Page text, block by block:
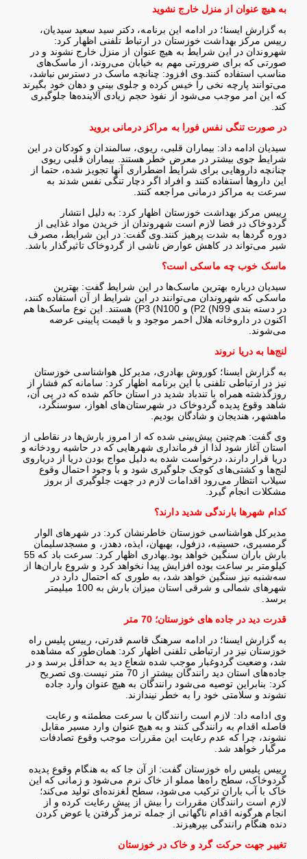
به هیچ عنوان از منزل خارج نشوید
به گزارش ایسنا؛ در ادامه این برنامه، دکتر سید سعید سیدیان،
رییس مرکز بهداشت خوزستان در ارتباط تلفنی اظهار کرد:
شهروندان در این شرایط به هیچ عنوان از منزل خارج نشوند و در
صورتی که برای ضرورتی مهم به خیابان می‌روند، از ماسک‌های
مناسب استفاده کنند.وی افزود: چنانچه ماسک در دسترس نباشد،
می‌توانند پارچه نخی را خیس کرده و جلوی بینی و دهان خود بگیرند
که این امر موجب می‌شود از نفوذ حجم زیادی آلاینده‌ها جلوگیری
کند.
در صورت تنگی نفس فورا به مراکز درمانی بروید
سیدیان ادامه داد: بیماران قلبی، ریوی، سالمندان و کودکان در این
شرایط جوی بیشتر در معرض خطر هستند. بیماران قلبی ریوی
چنانچه داروهایی برای شرایط اضطراری آنها تجویز شده، حتما از
این داروها استفاده کنند و افراد اگر دچار تنگی نفس شدند به
سرعت به مراکز درمانی مراجعه کنند.
رییس مرکز بهداشت خوزستان اظهار کرد: به دلیل انتشار
گردوخاک در فضا لازم است شهروندان از خریدن مواد غذایی از
دوره گردها به شدت پرهیز کنند.وی گفت: در این شرایط، مصرف
شیرمی‌تواند در کاهش عوارض ناشی از گردوخاک تاثیرگذار باشد.
ماسک خوب چه ماسکی است؟
سیدیان درباره بهترین ماسک‌ها در این شرایط گفت: بهترین
ماسکی که شهروندان می‌توانند در این شرایط از آن استفاده کنند،
در دسته بندی(P2 (N99و(P3 (N100هستند. این نوع ماسک‌ها هم
اکنون در داروخانه هلال احمر موجود و با قیمت پایینی عرضه
می‌شوند.
لنج‌ها به دریا نروند
به گزارش ایسنا؛ کوروش بهادری، مدیرکل هواشناسی خوزستان
نیز در ارتباطی تلفنی با این برنامه اظهار کرد: سامانه کم فشار از
روزگذشته همراه با تندباد شدید در استان حاکم شده که در پی آن،
شاهد وقوع پدیده گردوخاک در شهرستان‌های اهواز، سوسنگرد،
ماهشهر، هندیجان و شادگان بودیم.
وی گفت: هم‌چنین پیش‌بینی شده که از امروز بارش‌ها در نقاطی از
استان آغاز شود لذا از فرمانداری شهرهایی که در حاشیه رودخانه و
دریا قرار دارند، درخواست شده به دلیل مواج بودن دریا از دریاروی
لنج‌ها و کشتی‌های کوچک جلوگیری شود و با وجود احتمال وقوع
سیلاب انتظار می‌رود اقدامات لازم در جهت جلوگیری از بروز
مشکلات انجام گیرد.
کدام شهرها بارندگی شدید دارند؟
مدیرکل هواشناسی خوزستان خاطرنشان کرد: در شهرهای الوار
گرمسیری، حسینیه، دزفول، بهبهان، ایذه، دهدز، و مسجدسلیمان
بارش باران سنگین خواهد بود.
بهادری اظهار کرد: سرعت باد که 55
کیلومتر بر ساعت بوده افزایش پیدا نخواهد کرد و شروع باران‌ها از
سه‌شنبه نیز سنگین خواهد شد، به طوری که احتمال دارد در
شهرهای شمالی و شرقی استان میزان بارش به 100 میلیمتر
برسد.
قدرت دید در جاده های خوزستان؛ 70 متر
به گزارش ایسنا؛ در ادامه سرهنگ قاسم قدرتی، رییس پلیس راه
خوزستان نیز در ارتباطی تلفنی اظهار کرد: همان‌طور که مشاهده
شد، وضعیت گردوغبار موجب شده شعاع دید به حداقل برسد و در
جاده‌های استان دید رانندگان بیشتر از 70 متر نیست
.وی تصریح
کرد: بنابراین توصیه می‌شود رانندگان به هیچ عنوان وارد جاده
نشوند و سلامتی خود را به خطر نیندازند
وی ادامه داد: لازم است رانندگان با سرعت مطمئنه و رعایت
فاصله اقدام به رانندگی کنند و به هیچ عنوان وارد مسیر مقابل
نشوند، چرا که عدم رعایت این مقررات موجب وقوع تصادفات
مرگبار خواهد شد.
رییس پلیس راه خوزستان گفت: از آن جا که به هنگام وقوع پدیده
گردوخاک، سطح راه‌ها مملو از خاک نرم می‌شود و زمانی که این
خاک با آب باران ترکیب می‌شود، سطح لغزنده‌ای تولید می‌کند؛
لازم است رانندگان مقررات را بیش از پیش رعایت کرده و از
انجام هرگونه اقدام ناگهانی از جمله ترمز گرفتن یا عوض کردن
دنده هنگام رانندگی بپرهیزند.
تغییر جهت حرکت گرد و خاک در خوزستان